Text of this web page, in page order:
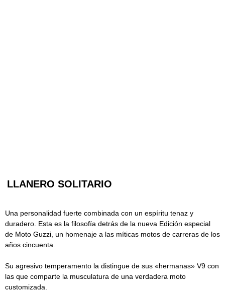
LLANERO SOLITARIO
Una personalidad fuerte combinada con un espíritu tenaz y
duradero. Esta es la filosofía detrás de la nueva Edición especial
de Moto Guzzi, un homenaje a las míticas motos de carreras de los
años cincuenta.
Su agresivo temperamento la distingue de sus «hermanas» V9 con
las que comparte la musculatura de una verdadera moto
customizada.